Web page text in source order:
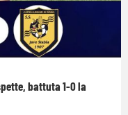
battuta 1-0 la